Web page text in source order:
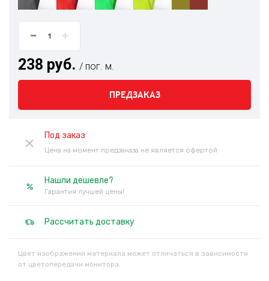
238 руб. / пог. м.
ПРЕДЗАКАЗ
Под заказ
Цена на момент предзаказа не является офертой
Нашли дешевле?
Гарантия лучшей цены!
Рассчитать доставку
Цвет изображений материала может отличаться в зависимости
от цветопередачи монитора.